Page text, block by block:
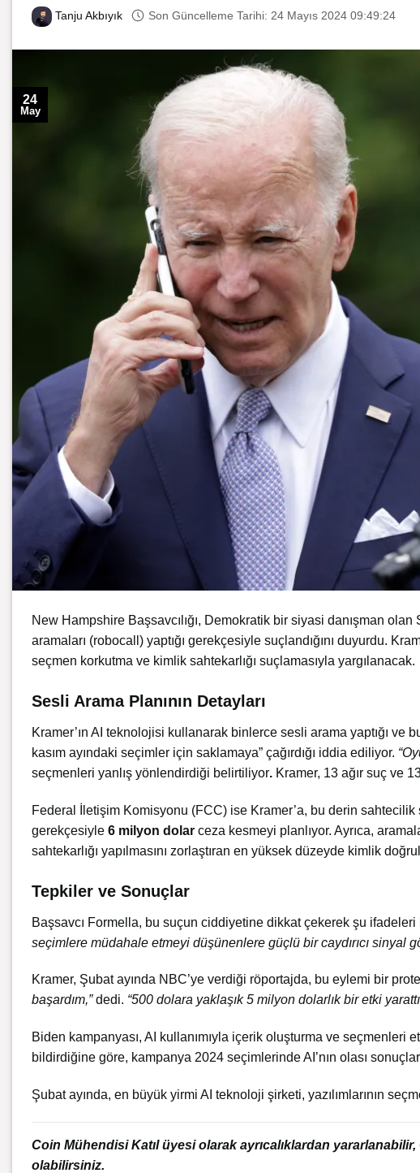
Tanju Akbıyık Son Güncelleme Tarihi: 24 Mayıs 2024 09:49:24
24
May
New Hampshire Başsavcılığı, Demokratik bir siyasi danışman olan
aramaları (robocall) yaptığı gerekçesiyle suçlandığını duyurdu.
seçmen korkutma ve kimlik sahtekarlığı suçlamasıyla yargılanacak.
Sesli Arama Planının Detayları
Kramer’ın AI teknolojisi kullanarak binlerce sesli arama yaptığı ve
kasım ayındaki seçimler için saklamaya” çağırdığı iddia ediliyor.
seçmenleri yanlış yönlendirdiği belirtiliyor. Kramer, 13 ağır suç ve
Federal İletişim Komisyonu (FCC) ise Kramer’a, bu derin sahtecilik
gerekçesiyle 6 milyon dolar ceza kesmeyi planlıyor. Ayrıca,
sahtekarlığı yapılmasını zorlaştıran en yüksek düzeyde kimlik
Tepkiler ve Sonuçlar
Başsavcı Formella, bu suçun ciddiyetine dikkat çekerek şu ifadeleri
seçimlere müdahale etmeyi düşünenlere güçlü bir caydırıcı sinyal
Kramer, Şubat ayında NBC’ye verdiği röportajda, bu eylemi bir
başardım,”dedi. “500 dolara yaklaşık 5 milyon dolarlık bir etki
Biden kampanyası, AI kullanımıyla içerik oluşturma ve seçmenleri
bildirdiğine göre, kampanya 2024 seçimlerinde AI’nın olası
Şubat ayında, en büyük yirmi AI teknoloji şirketi, yazılımlarının
Coin Mühendisi Katıl üyesi olarak ayrıcalıklardan
olabilirsiniz.